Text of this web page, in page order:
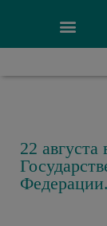
22
Федерации.